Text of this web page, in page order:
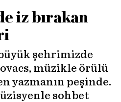
iz bırakan
şehrimizde
müzikle örülü
yazmanın peşinde.
sohbet